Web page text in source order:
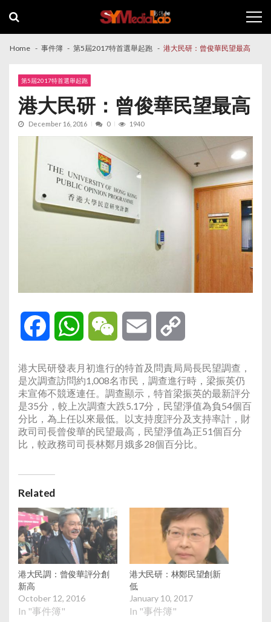
navigation
content
Home 事件簿 第5屆2017特首選舉起跑 港大民研：曾俊華民望最高
第5屆2017特首選舉起跑
港大民研：曾俊華民望最高
December 16, 2016 0 1940
Facebook WhatsAppWeChat Email
港大民研發表月初進行的特首及問責局局長民望調查，
是次調查訪問約1,008名市民，調查進行時，梁振英仍
未宣佈不競逐連任。調查顯示，特首梁振英的最新評分
是35分，較上次調查大跌5.17分，民望淨值為負54個百
分比，為上任以來最低。以支持度評分及支持率計，財
政司司長曾俊華的民望最高，民望淨值為正51個百分
比，較政務司司長林鄭月娥多28個百分比。
Related
港大民調：曾俊華評分創
新高
October 12, 2016
In "事件簿"
港大民研：林鄭民望創新
低
January 10, 2017
In "事件簿"